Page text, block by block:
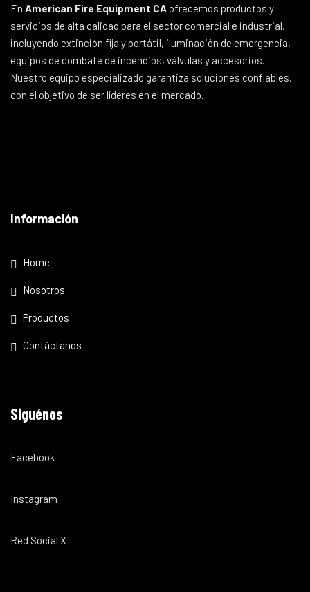
En American Fire Equipment CAofrecemos productos y
servicios de alta calidad para el sector comercial e industrial,
incluyendo extinción fija y portátil, iluminación de emergencia,
equipos de combate de incendios, válvulas y accesorios.
Nuestro equipo especializado garantiza soluciones confiables,
con el objetivo de ser líderes en el mercado.
Información
Home
Nosotros
Productos
Contáctanos
Siguénos
Facebook
Instagram
Red Social X